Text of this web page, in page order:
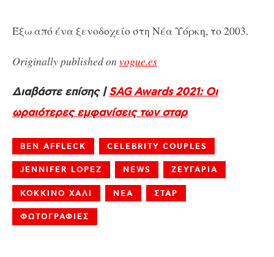
Έξω από ένα ξενοδοχείο στη Νέα Υόρκη, το 2003.
Originally published on vogue.es
Διαβάστε επίσης |SAG Awards 2021: Οι
ωραιότερες εμφανίσεις των σταρ
BEN AFFLECK CELEBRITY COUPLES
JENNIFER LOPEZ NEWS ΖΕΥΓΑΡΙΑ
ΚΟΚΚΙΝΟ ΧΑΛΙ ΝΕΑ ΣΤΑΡ
ΦΩΤΟΓΡΑΦΙΕΣ